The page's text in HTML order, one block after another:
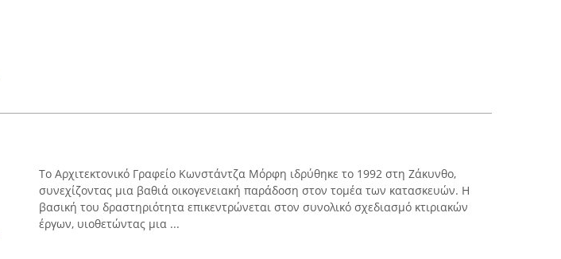
Το Αρχιτεκτονικό Γραφείο Κωνστάντζα Μόρφη ιδρύθηκε το 1992 στη Ζάκυνθο,
συνεχίζοντας μια βαθιά οικογενειακή παράδοση στον τομέα των κατασκευών. Η
βασική του δραστηριότητα επικεντρώνεται στον συνολικό σχεδιασμό κτιριακών
έργων, υιοθετώντας μια ...